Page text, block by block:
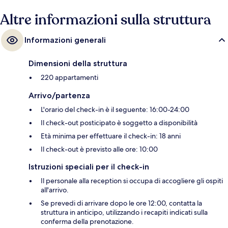
Altre informazioni sulla struttura
Informazioni generali
Dimensioni della struttura
220 appartamenti
Arrivo/partenza
L'orario del check-in è il seguente: 16:00-24:00
Il check-out posticipato è soggetto a disponibilità
Età minima per effettuare il check-in: 18 anni
Il check-out è previsto alle ore: 10:00
Istruzioni speciali per il check-in
Il personale alla reception si occupa di accogliere gli ospiti
all'arrivo.
Se prevedi di arrivare dopo le ore 12:00, contatta la
struttura in anticipo, utilizzando i recapiti indicati sulla
conferma della prenotazione.